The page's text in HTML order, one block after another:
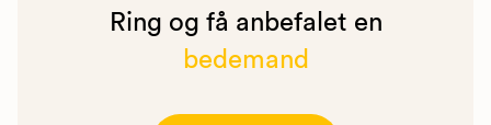
Ring og få anbefalet en
bedemand